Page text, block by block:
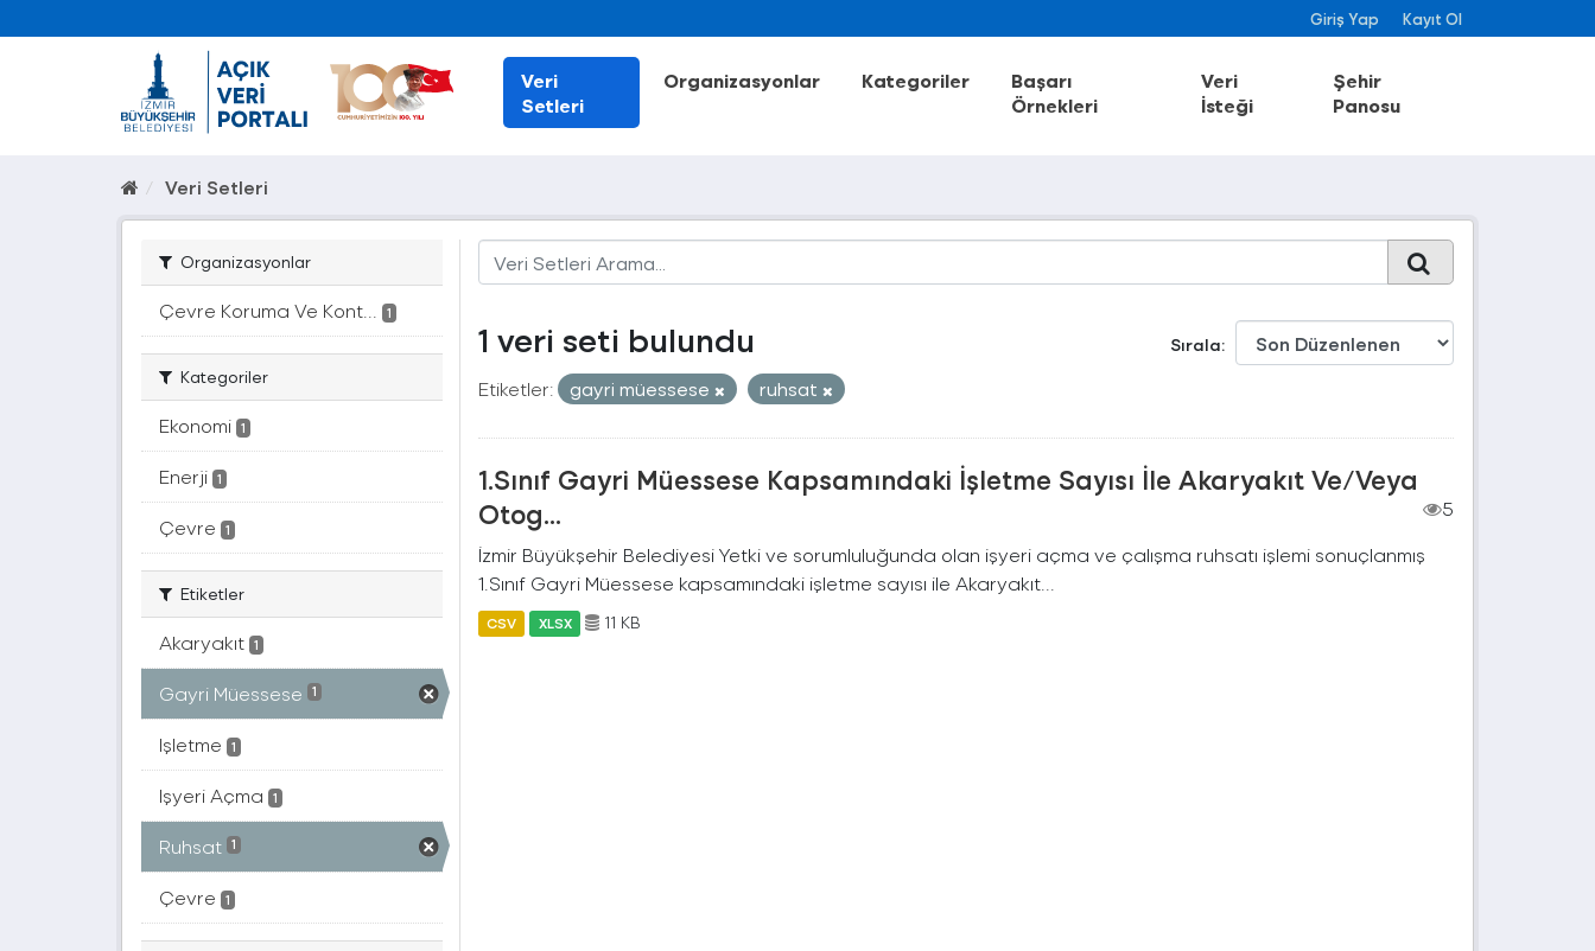
Giriş Yap Kayıt Ol
Veri
Setleri
Organizasyonlar Kategoriler
Başarı
Örnekleri
Veri
İsteği
Şehir
Panosu
Veri Setleri
Organizasyonlar
Çevre Koruma Ve Kont... 1
Kategoriler
Ekonomi 1
Enerji 1
Çevre 1
Etiketler
Akaryakıt 1
Gayri Müessese 1
Işletme 1
Işyeri Açma 1
Ruhsat 1
Çevre 1
Sırala
1 veri seti bulundu
Etiketler: gayri müessese ruhsat
1.Sınıf Gayri Müessese Kapsamındaki İşletme Sayısı İle Akaryakıt Ve/Veya
Otog...
5
İzmir Büyükşehir Belediyesi Yetki ve sorumluluğunda olan işyeri açma ve çalışma ruhsatı işlemi sonuçlanmış
1.Sınıf Gayri Müessese kapsamındaki işletme sayısı ile Akaryakıt...
CSV XLSX 11 KB